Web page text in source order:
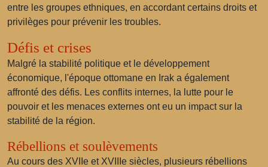
entre les groupes ethniques, en accordant certains droits et
privilèges pour prévenir les troubles.
Défis et crises
Malgré la stabilité politique et le développement
économique, l'époque ottomane en Irak a également
affronté des défis. Les conflits internes, la lutte pour le
pouvoir et les menaces externes ont eu un impact sur la
stabilité de la région.
Rébellions et soulèvements
Au cours des XVIIe et XVIIIe siècles, plusieurs rébellions